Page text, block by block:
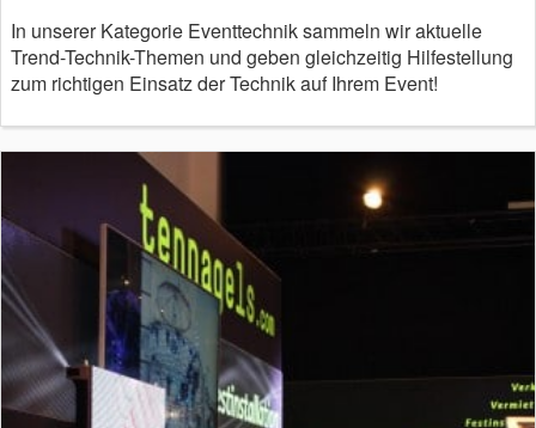
In unserer Kategorie Eventtechnik sammeln wir aktuelle
Trend-Technik-Themen und geben gleichzeitig Hilfestellung
zum richtigen Einsatz der Technik auf Ihrem Event!